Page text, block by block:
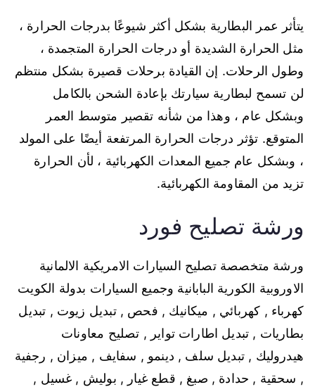
يتأثر عمر البطارية بشكل أكثر شيوعًا بدرجات الحرارة ،
مثل الحرارة الشديدة أو درجات الحرارة المتجمدة ،
وطول الرحلات. إن القيادة برحلات قصيرة بشكل منتظم
لن تسمح لبطارية سيارتك بإعادة الشحن بالكامل
وبشكل عام ، وهذا من شأنه تقصير متوسط ​​العمر
المتوقع. تؤثر درجات الحرارة المرتفعة أيضًا على المولد
، وبشكل عام جميع المعدات الكهربائية ، لأن الحرارة
تزيد من المقاومة الكهربائية.
ورشة تصليح فورد
ورشة متخصصة تصليح السيارات الامريكية الالمانية
الاوروبية الكورية البابانية وجميع السيارات بدولة الكويت
كهرباء , كهربائي , ميكانيك , فحص , تبديل زيوت , تبديل
بطاريات , تبديل اطارات تواير , تصليح معاونات
هيدروليك , تبديل سلف , دينمو , سفايف , ميزان , رجفية
, سحقية , حدادة , صبغ , قطع غيار , بوليش , غسيل ,